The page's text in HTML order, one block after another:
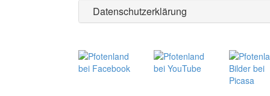
Datenschutzerklärung